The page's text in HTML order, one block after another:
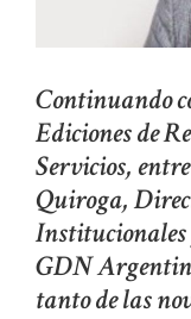
Continuando
Ediciones de
Servicios,
Quiroga,
Institucionales
GDN
tanto de las